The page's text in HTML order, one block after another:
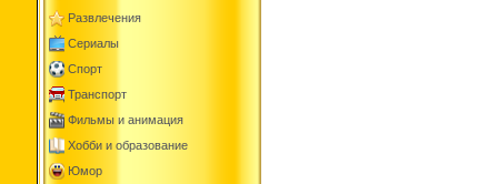
Развлечения
Сериалы
Спорт
Транспорт
Фильмы и анимация
Хобби и образование
Юмор